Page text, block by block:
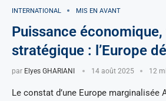
INTERNATIONAL MIS EN AVANT
Puissance
stratégique : l’Europe
par Elyes GHARIANI 14 août 2025 12
Le constat d’une Europe marginalisée